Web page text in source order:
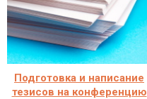
Подготовка и написание
тезисов на конференцию